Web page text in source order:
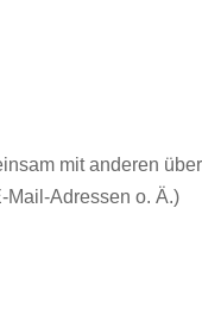
mit anderen
Mail-Adressen o. Ä.)